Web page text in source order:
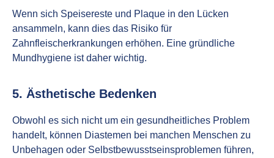
Wenn sich Speisereste und Plaque in den Lücken
ansammeln, kann dies das Risiko für
Zahnfleischerkrankungen erhöhen. Eine gründliche
Mundhygiene ist daher wichtig.
5. Ästhetische Bedenken
Obwohl es sich nicht um ein gesundheitliches Problem
handelt, können Diastemen bei manchen Menschen zu
Unbehagen oder Selbstbewusstseinsproblemen führen,